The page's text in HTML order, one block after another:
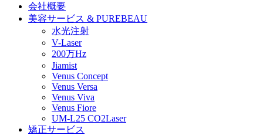
会社概要
美容サービス & PUREBEAU
水光注射
V-Laser
200万Hz
Jiamist
Venus Concept
Venus Versa
Venus Viva
Venus Fiore
UM-L25 CO2Laser
矯正サービス